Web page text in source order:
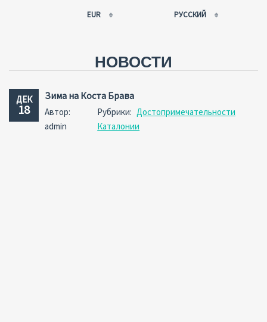
EUR
RUB
CNY
РУССКИЙ
ESPAÑOL
НОВОСТИ
ДЕК
18
Зима на Коста Брава
Автор:
admin
Рубрики: Достопримечательности
Каталонии